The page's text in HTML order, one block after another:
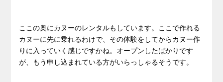
ここの奥にカヌーのレンタルもしています。ここで作れる
カヌーに先に乗れるわけで、その体験をしてからカヌー作
りに入っていく感じですかね。オープンしたばかりです
が、もう申し込まれている方がいらっしゃるそうです。